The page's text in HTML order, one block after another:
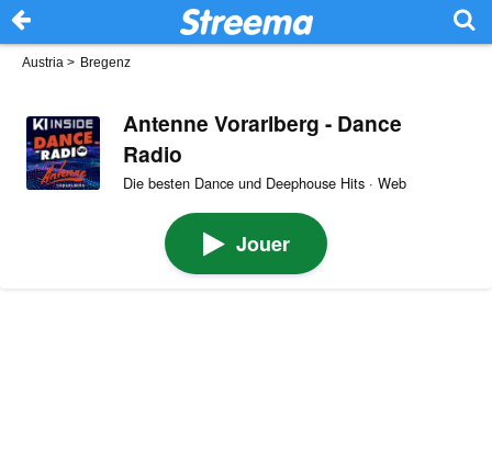
Austria > Bregenz
Antenne Vorarlberg - Dance
Radio
Die besten Dance und Deephouse Hits · Web
Jouer